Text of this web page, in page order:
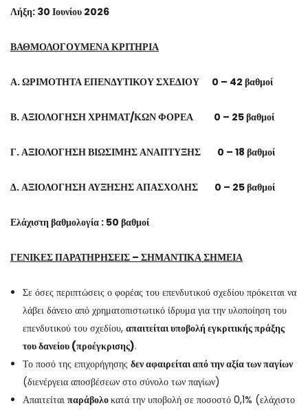
Λήξη: 30 Ιουνίου 2026
ΒΑΘΜΟΛΟΓΟΥΜΕΝΑ ΚΡΙΤΗΡΙΑ
Α. ΩΡΙΜΟΤΗΤΑ ΕΠΕΝΔΥΤΙΚΟΥ ΣΧΕΔΙΟΥ 0 – 42 βαθμοί
Β. ΑΞΙΟΛΟΓΗΣΗ ΧΡΗΜΑΤ/ΚΩΝ ΦΟΡΕΑ 0 – 25 βαθμοί
Γ. ΑΞΙΟΛΟΓΗΣΗ ΒΙΩΣΙΜΗΣ ΑΝΑΠΤΥΞΗΣ 0 – 18 βαθμοί
Δ. ΑΞΙΟΛΟΓΗΣΗ ΑΥΞΗΣΗΣ ΑΠΑΣΧΟΛΗΣ 0 – 25 βαθμοί
Ελάχιστη βαθμολογία : 50 βαθμοί
ΓΕΝΙΚΕΣ ΠΑΡΑΤΗΡΗΣΕΙΣ – ΣΗΜΑΝΤΙΚΑ ΣΗΜΕΙΑ
Σε όσες περιπτώσεις ο φορέας του επενδυτικού σχεδίου πρόκειται να
λάβει δάνειο από χρηματοπιστωτικό ίδρυμα για την υλοποίηση του
επενδυτικού του σχεδίου, απαιτείται υποβολή εγκριτικής πράξης
του δανείου (προέγκρισης).
Το ποσό της επιχορήγησης δεν αφαιρείται από την αξία των παγίων
(διενέργεια αποσβέσεων στο σύνολο των παγίων)
Απαιτείται παράβολοκατά την υποβολή σε ποσοστό 0,1% (ελάχιστο